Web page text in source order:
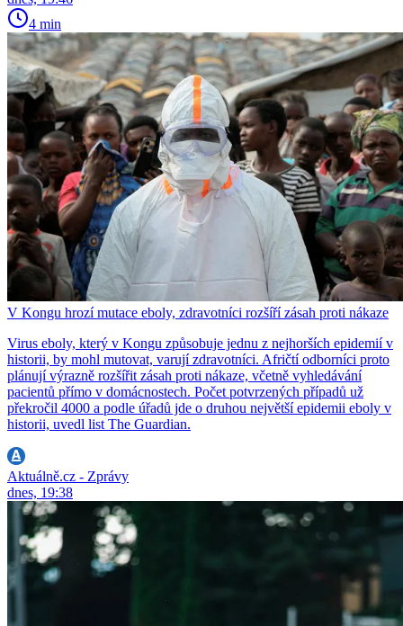
4 min
V Kongu hrozí mutace eboly, zdravotníci rozšíří zásah proti nákaze
Virus eboly, který v Kongu způsobuje jednu z nejhorších epidemií v
historii, by mohl mutovat, varují zdravotníci. Afričtí odborníci proto
plánují výrazně rozšířit zásah proti nákaze, včetně vyhledávání
pacientů přímo v domácnostech. Počet potvrzených případů už
překročil 4000 a podle úřadů jde o druhou největší epidemii eboly v
historii, uvedl list The Guardian.
Aktuálně.cz - Zprávy
dnes, 19:38